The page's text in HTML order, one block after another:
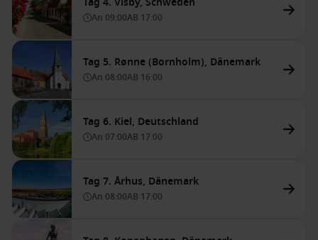
An 09:00AB 17:00
Tag 5. Rønne (Bornholm), Dänemark
An 08:00AB 16:00
Tag 6. Kiel, Deutschland
An 07:00AB 17:00
Tag 7. Århus, Dänemark
An 08:00AB 17:00